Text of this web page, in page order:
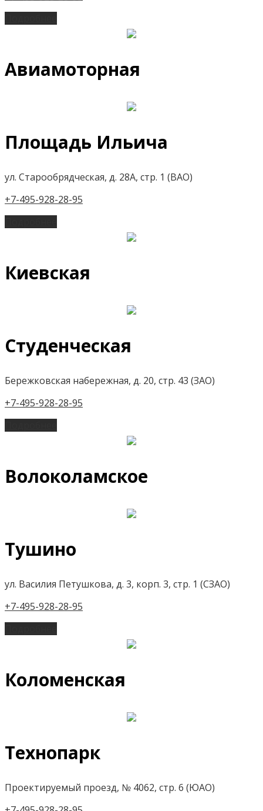
Авиамоторная
Площадь Ильича
ул. Старообрядческая, д. 28А, стр. 1 (ВАО)
+7-495-928-28-95
Киевская
Студенческая
Бережковская набережная, д. 20, стр. 43 (ЗАО)
+7-495-928-28-95
Волоколамское
Тушино
ул. Василия Петушкова, д. 3, корп. 3, стр. 1 (СЗАО)
+7-495-928-28-95
Коломенская
Технопарк
Проектируемый проезд, № 4062, стр. 6 (ЮАО)